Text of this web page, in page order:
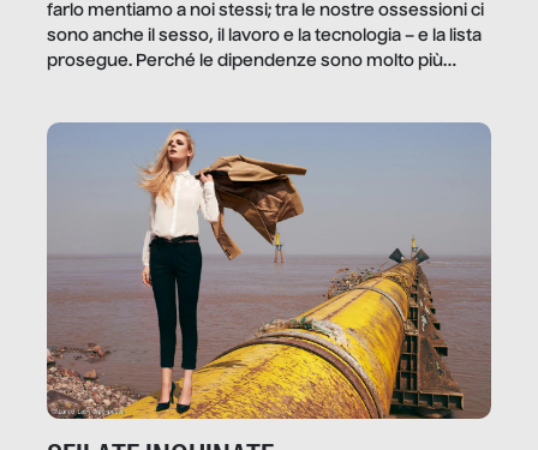
farlo mentiamo a noi stessi; tra le nostre ossessioni ci
sono anche il sesso, il lavoro e la tecnologia – e la lista
prosegue. Perché le dipendenze sono molto più
trae un guadagno. In questo reportage vediamo
quale e come.